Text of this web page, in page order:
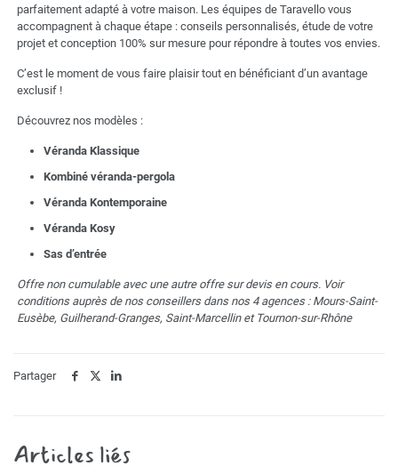
parfaitement adapté à votre maison. Les équipes de Taravello vous
accompagnent à chaque étape : conseils personnalisés, étude de votre
projet et conception 100% sur mesure pour répondre à toutes vos envies.
C’est le moment de vous faire plaisir tout en bénéficiant d’un avantage
exclusif !
Découvrez nos modèles :
Véranda Klassique
Kombiné véranda-pergola
Véranda Kontemporaine
Véranda Kosy
Sas d’entrée
Offre non cumulable avec une autre offre sur devis en cours. Voir
conditions auprès de nos conseillers dans nos 4 agences : Mours-Saint-
Eusèbe, Guilherand-Granges, Saint-Marcellin et Tournon-sur-Rhône
Partager
Articles liés